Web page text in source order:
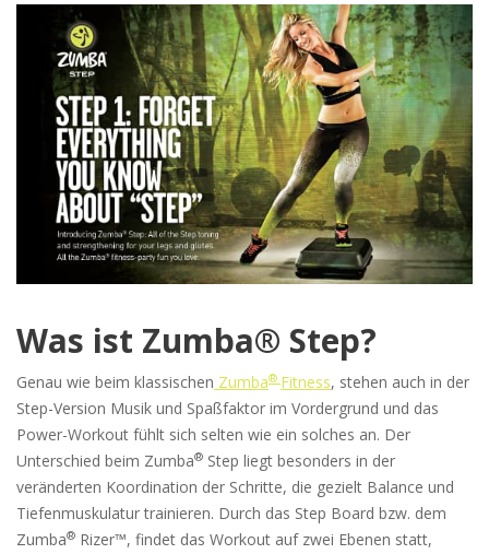
Was ist Zumba® Step?
Genau wie beim klassischen Zumba® Fitness, stehen auch in der
Step-Version Musik und Spaßfaktor im Vordergrund und das
Power-Workout fühlt sich selten wie ein solches an. Der
Unterschied beim Zumba® Step liegt besonders in der
veränderten Koordination der Schritte, die gezielt Balance und
Tiefenmuskulatur trainieren. Durch das Step Board bzw. dem
Zumba® Rizer™, findet das Workout auf zwei Ebenen statt,